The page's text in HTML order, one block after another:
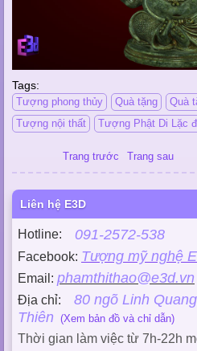
Tags:
Tượng phong thủy Quà tặng Quà
Tượng nội thất
Tượng Phật Di Lặc
Trang trước Trang sau
Liên hệ E3D
Hotline: 091-2572-538
Facebook: Tượng mỹ nghệ
Email: phamthithao@e3d.vn
Địa chỉ: 80 ngõ Linh
Thiên (Xem bản đồ và chỉ dẫn)
Thời gian làm việc từ 7h-22h